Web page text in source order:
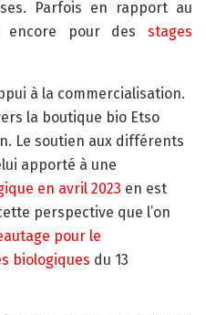
Parfois en rapport au
encore pour desstages
à la commercialisation.
la boutique bio Etso
Le soutien aux différents
apporté à une
en avril 2023 en est
perspective que l’on
pour le
biologiques du 13